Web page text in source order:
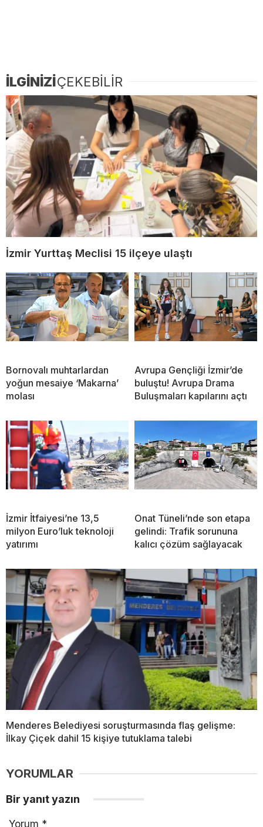
İLGİNİZİÇEKEBİLİR
İzmir Yurttaş Meclisi 15 ilçeye ulaştı
Bornovalı muhtarlardan
yoğun mesaiye ‘Makarna’
molası
Avrupa Gençliği İzmir’de
buluştu! Avrupa Drama
Buluşmaları kapılarını açtı
İzmir İtfaiyesi’ne 13,5
milyon Euro’luk teknoloji
yatırımı
Onat Tüneli’nde son etapa
gelindi: Trafik sorununa
kalıcı çözüm sağlayacak
Menderes Belediyesi soruşturmasında flaş gelişme:
İlkay Çiçek dahil 15 kişiye tutuklama talebi
YORUMLAR
Bir yanıt yazın
Yorum *